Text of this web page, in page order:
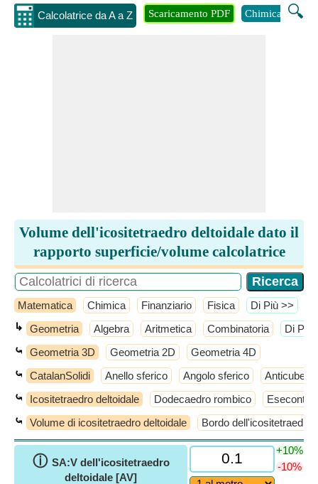
Calcolatrice da A a Z 🔍
Scaricamento PDF Chimica
Volume dell'icositetraedro deltoidale dato il
rapporto superficie/volume calcolatrice
Matematica Chimica Finanziario Fisica ​Di Più >>
↳ Geometria Algebra Aritmetica Combinatoria ​Di Più
⤿ Geometria 3D Geometria 2D Geometria 4D
⤿ CatalanSolidi Anello sferico Angolo sferico Anticube
⤿ Icositetraedro deltoidale Dodecaedro rombico
⤿ Volume di icositetraedro deltoidale Bordo dell'icositetraedro
ⓘ SA:V dell'icositetraedro
deltoidale [AV]
+10%
-10%